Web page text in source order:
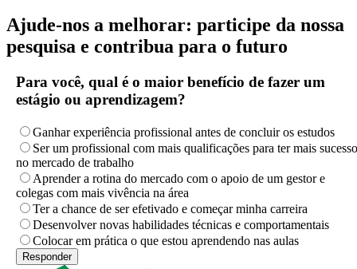
Ajude-nos a melhorar: participe da nossa
pesquisa e contribua para o futuro
Para você, qual é o maior benefício de fazer um
estágio ou aprendizagem?
Ganhar experiência profissional antes de concluir os estudos
Ser um profissional com mais qualificações para ter mais sucesso
no mercado de trabalho
Aprender a rotina do mercado com o apoio de um gestor e
colegas com mais vivência na área
Ter a chance de ser efetivado e começar minha carreira
Desenvolver novas habilidades técnicas e comportamentais
Colocar em prática o que estou aprendendo nas aulas